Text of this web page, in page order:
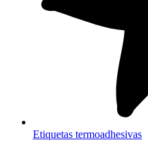
Etiquetas termoadhesivas